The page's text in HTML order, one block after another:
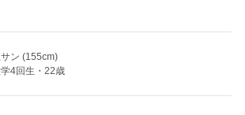
ン (155cm)
4回生・22歳